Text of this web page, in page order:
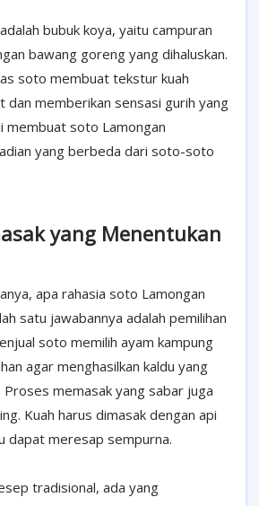
bubuk koya, yaitu campuran
bawang goreng yang dihaluskan.
soto membuat tekstur kuah
dan memberikan sensasi gurih yang
membuat soto Lamongan
yang berbeda dari soto-soto
yang Menentukan
apa rahasia soto Lamongan
satu jawabannya adalah pemilihan
soto memilih ayam kampung
agar menghasilkan kaldu yang
Proses memasak yang sabar juga
Kuah harus dimasak dengan api
dapat meresap sempurna.
tradisional, ada yang